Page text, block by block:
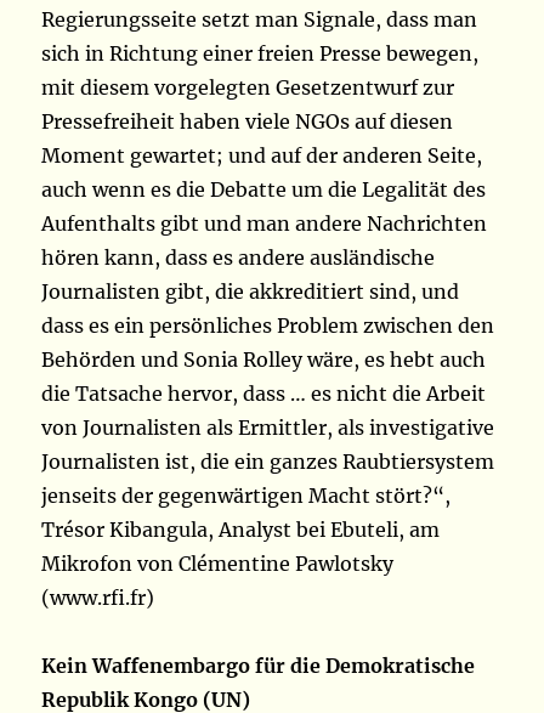
Regierungsseite setzt man Signale, dass man
sich in Richtung einer freien Presse bewegen,
mit diesem vorgelegten Gesetzentwurf zur
Pressefreiheit haben viele NGOs auf diesen
Moment gewartet; und auf der anderen Seite,
auch wenn es die Debatte um die Legalität des
Aufenthalts gibt und man andere Nachrichten
hören kann, dass es andere ausländische
Journalisten gibt, die akkreditiert sind, und
dass es ein persönliches Problem zwischen den
Behörden und Sonia Rolley wäre, es hebt auch
die Tatsache hervor, dass … es nicht die Arbeit
von Journalisten als Ermittler, als investigative
Journalisten ist, die ein ganzes Raubtiersystem
jenseits der gegenwärtigen Macht stört?“,
Trésor Kibangula, Analyst bei Ebuteli, am
Mikrofon von Clémentine Pawlotsky
(www.rfi.fr)
Kein Waffenembargo für die Demokratische
Republik Kongo (UN)